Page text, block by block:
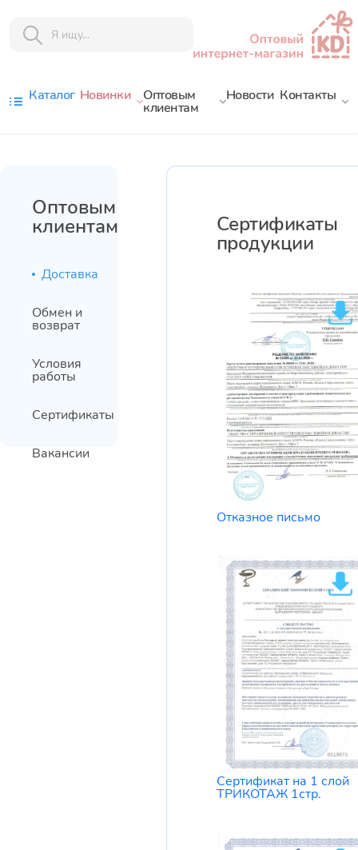
Каталог Новинки Оптовым
клиентам
Новости Контакты
Оптовым
клиентам
Доставка
Обмен и
возврат
Условия
работы
Сертификаты
Вакансии
Сертификаты
продукции
Отказное письмо
Сертификат на 1 слой
ТРИКОТАЖ 1стр.